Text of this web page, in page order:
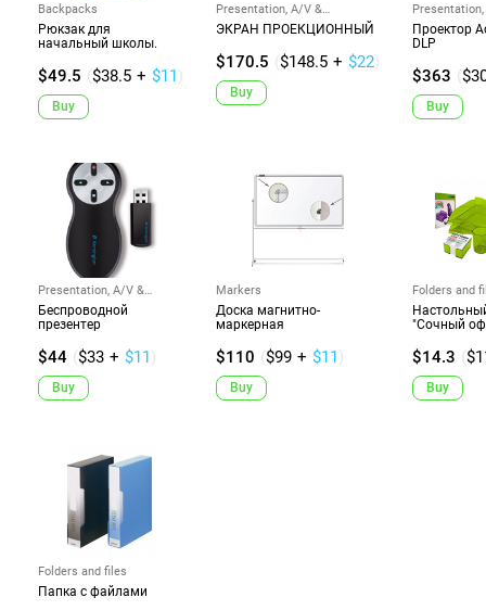
Backpacks
Рюкзак для
начальный школы.
$49.5 ($38.5 + $11 )
Buy
Presentation, A/V &
Projectors
ЭКРАН ПРОЕКЦИОННЫЙ
$170.5 ($148.5 + $22)
Buy
Projectors
Проектор
DLP
$363 (
Buy
Presentation, A/V &
Projectors
Беспроводной
презентер
$44 ($33 + $11 )
Buy
Markers
Доска магнитно-
маркерная
$110 ($99 + $11 )
Buy
Folders and
"Сочный
$14.3 (
Buy
Folders and files
Папка с файлами